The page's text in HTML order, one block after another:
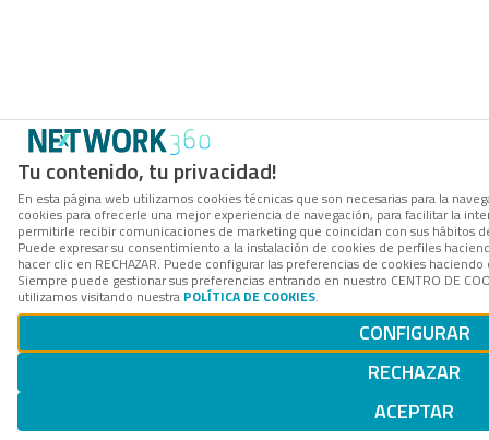
Tu contenido, tu privacidad!
En esta página web utilizamos cookies técnicas que son necesarias para la
cookies para ofrecerle una mejor experiencia de navegación, para facilitar la
permitirle recibir comunicaciones de marketing que coincidan con sus hábitos
Puede expresar su consentimiento a la instalación de cookies de perfiles
hacer clic en RECHAZAR. Puede configurar las preferencias de cookies haciendo
Siempre puede gestionar sus preferencias entrando en nuestro CENTRO DE
utilizamos visitando nuestra POLÍTICA DE COOKIES.
CONFIGURAR
RECHAZAR
ACEPTAR